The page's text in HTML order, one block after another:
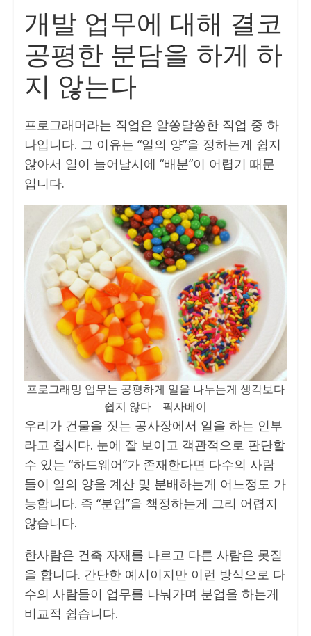
개발 업무에 대해 결코
공평한 분담을 하게 하
지 않는다
프로그래머라는 직업은 알쏭달쏭한 직업 중 하
나입니다. 그 이유는 “일의 양”을 정하는게 쉽지
않아서 일이 늘어날시에 “배분”이 어렵기 때문
입니다.
프로그래밍 업무는 공평하게 일을 나누는게 생각보다
쉽지 않다 – 픽사베이
우리가 건물을 짓는 공사장에서 일을 하는 인부
라고 칩시다. 눈에 잘 보이고 객관적으로 판단할
수 있는 “하드웨어”가 존재한다면 다수의 사람
들이 일의 양을 계산 및 분배하는게 어느정도 가
능합니다. 즉 “분업”을 책정하는게 그리 어렵지
않습니다.
한사람은 건축 자재를 나르고 다른 사람은 못질
을 합니다. 간단한 예시이지만 이런 방식으로 다
수의 사람들이 업무를 나눠가며 분업을 하는게
비교적 쉽습니다.